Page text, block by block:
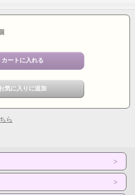
ら